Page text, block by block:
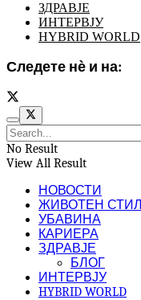
ЗДРАВЈЕ
ИНТЕРВЈУ
HYBRID WORLD
Следете нѐ и на:
No Result
View All Result
НОВОСТИ
ЖИВОТЕН СТИЛ
УБАВИНА
КАРИЕРА
ЗДРАВЈЕ
БЛОГ
ИНТЕРВЈУ
HYBRID WORLD